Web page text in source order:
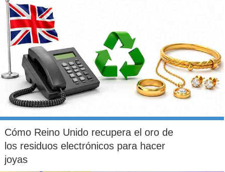
Cómo Reino Unido recupera el oro de
los residuos electrónicos para hacer
joyas